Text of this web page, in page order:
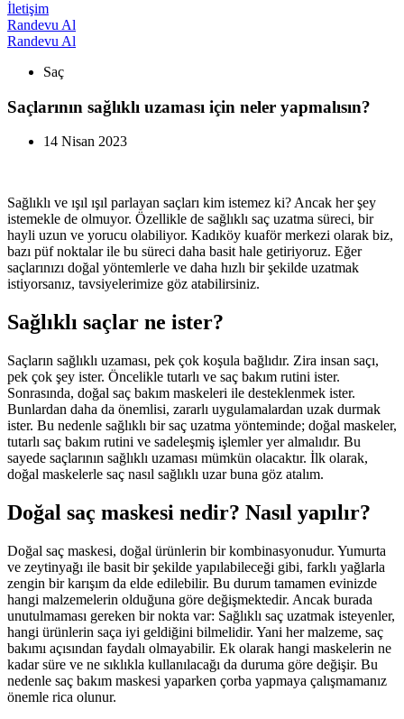
İletişim
Randevu Al
Randevu Al
Saç
Saçlarının sağlıklı uzaması için neler yapmalısın?
14 Nisan 2023
Sağlıklı ve ışıl ışıl parlayan saçları kim istemez ki? Ancak her şey
istemekle de olmuyor. Özellikle de sağlıklı saç uzatma süreci, bir
hayli uzun ve yorucu olabiliyor. Kadıköy kuaför merkezi olarak biz,
bazı püf noktalar ile bu süreci daha basit hale getiriyoruz. Eğer
saçlarınızı doğal yöntemlerle ve daha hızlı bir şekilde uzatmak
istiyorsanız, tavsiyelerimize göz atabilirsiniz.
Sağlıklı saçlar ne ister?
Saçların sağlıklı uzaması, pek çok koşula bağlıdır. Zira insan saçı,
pek çok şey ister. Öncelikle tutarlı ve saç bakım rutini ister.
Sonrasında, doğal saç bakım maskeleri ile desteklenmek ister.
Bunlardan daha da önemlisi, zararlı uygulamalardan uzak durmak
ister. Bu nedenle sağlıklı bir saç uzatma yönteminde; doğal maskeler,
tutarlı saç bakım rutini ve sadeleşmiş işlemler yer almalıdır. Bu
sayede saçlarının sağlıklı uzaması mümkün olacaktır. İlk olarak,
doğal maskelerle saç nasıl sağlıklı uzar buna göz atalım.
Doğal saç maskesi nedir? Nasıl yapılır?
Doğal saç maskesi, doğal ürünlerin bir kombinasyonudur. Yumurta
ve zeytinyağı ile basit bir şekilde yapılabileceği gibi, farklı yağlarla
zengin bir karışım da elde edilebilir. Bu durum tamamen evinizde
hangi malzemelerin olduğuna göre değişmektedir. Ancak burada
unutulmaması gereken bir nokta var: Sağlıklı saç uzatmak isteyenler,
hangi ürünlerin saça iyi geldiğini bilmelidir. Yani her malzeme, saç
bakımı açısından faydalı olmayabilir. Ek olarak hangi maskelerin ne
kadar süre ve ne sıklıkla kullanılacağı da duruma göre değişir. Bu
nedenle saç bakım maskesi yaparken çorba yapmaya çalışmamanız
önemle rica olunur.